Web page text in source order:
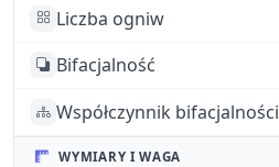
Liczba ogniw
Bifacjalność
Współczynnik bifacjalności
WYMIARY I WAGA